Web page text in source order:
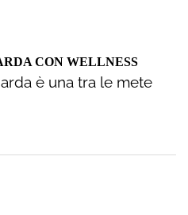
CON WELLNESS
è una tra le mete